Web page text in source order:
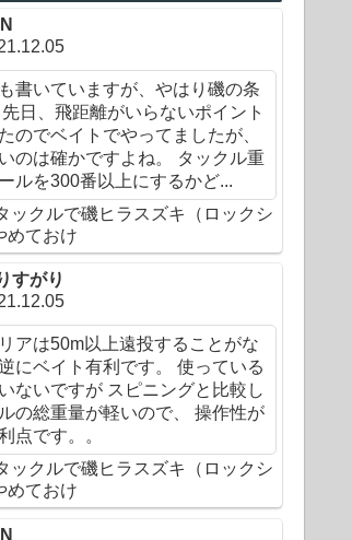
書いていますが、やはり磯の条
日、飛距離がいらないポイント
のでベイトでやってましたが、
のは確かですよね。 タックル重
ルを300番以上にするかど...
ックルで磯ヒラスズキ（ロックシ
めておけ
すがり
アは50m以上遠投することがな
にベイト有利です。 使っている
ないですが スピニングと比較し
の総重量が軽いので、 操作性が
点です。。
ックルで磯ヒラスズキ（ロックシ
めておけ